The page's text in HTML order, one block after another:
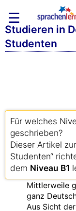
☰
Studieren in
Studenten
Für welches
geschrieben?
Dieser Artikel
Studenten“
dem Niveau B1
Mittlerweile
ganz
Aus Sicht